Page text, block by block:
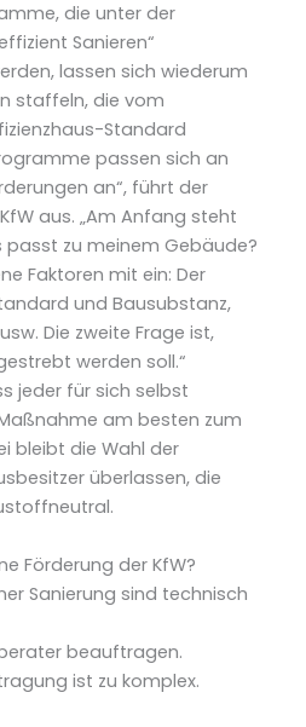
die unter der
Sanieren“
lassen sich wiederum
staffeln, die vom
Standard
passen sich an
an“, führt der
aus. „Am Anfang steht
passt zu meinem Gebäude?
Faktoren mit ein: Der
und Bausubstanz,
Die zweite Frage ist,
werden soll.“
jeder für sich selbst
am besten zum
bleibt die Wahl der
überlassen, die
Förderung der KfW?
Sanierung sind technisch
beauftragen.
ist zu komplex.